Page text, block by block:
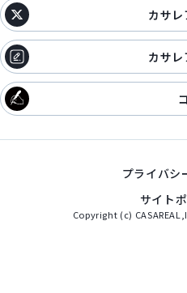
カサレ
カサ
プライバシ
サイト
Copyright (c)